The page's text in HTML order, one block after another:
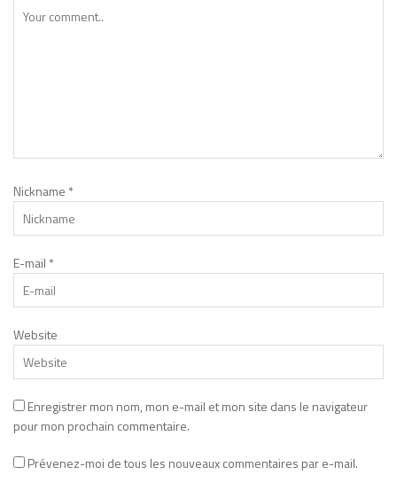
Nickname *
E-mail *
Website
Enregistrer mon nom, mon e-mail et mon site dans le navigateur
pour mon prochain commentaire.
Prévenez-moi de tous les nouveaux commentaires par e-mail.